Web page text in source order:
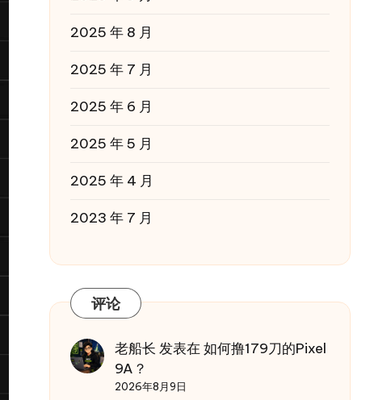
2025 年 8 月
2025 年 7 月
2025 年 6 月
2025 年 5 月
2025 年 4 月
2023 年 7 月
评论
老船长 发表在如何撸179刀的Pixel
9A？
2026年8月9日